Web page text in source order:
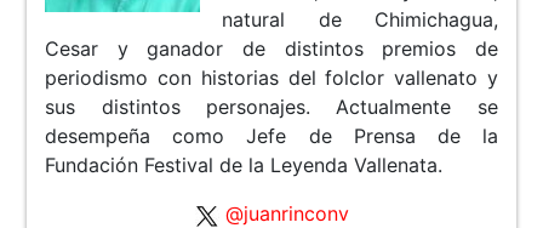
natural de Chimichagua,
Cesar y ganador de distintos premios de
periodismo con historias del folclor vallenato y
sus distintos personajes. Actualmente se
desempeña como Jefe de Prensa de la
Fundación Festival de la Leyenda Vallenata.
@juanrinconv